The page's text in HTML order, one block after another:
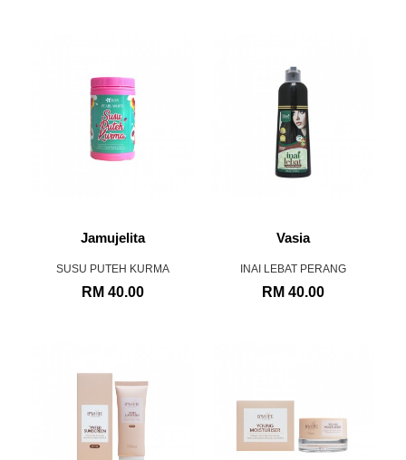
Jamujelita
SUSU PUTEH KURMA
RM 40.00
Vasia
INAI LEBAT PERANG
RM 40.00